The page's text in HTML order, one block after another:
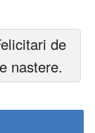
de
nastere.